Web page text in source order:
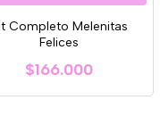
Completo Melenitas
Felices
$166.000